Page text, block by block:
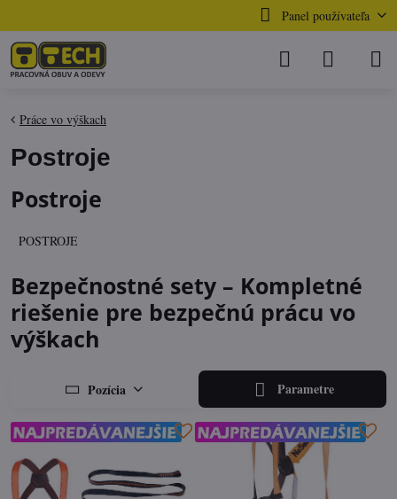
Panel používateľa
Práce vo výškach
Postroje
Postroje
POSTROJE
Bezpečnostné sety – Kompletné
riešenie pre bezpečnú prácu vo
výškach
Pozícia Parametre